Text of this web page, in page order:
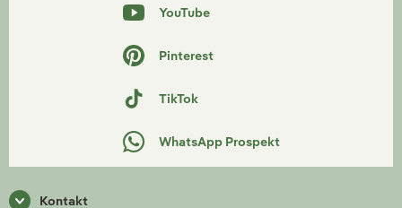
YouTube
Pinterest
TikTok
WhatsApp Prospekt
Kontakt